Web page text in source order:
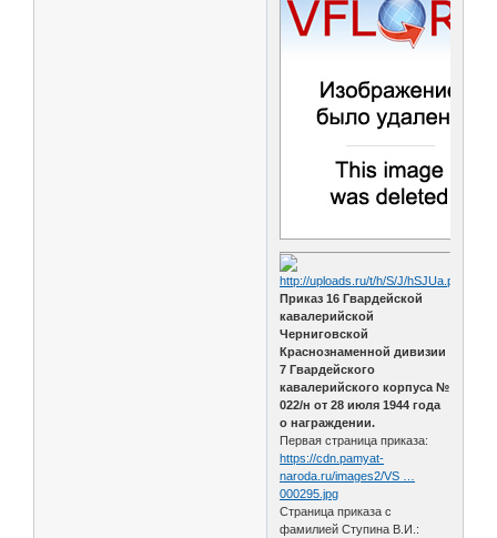
Приказ 16 Гвардейской
кавалерийской
Черниговской
Краснознаменной дивизии
7 Гвардейского
кавалерийского корпуса №
022/н от 28 июля 1944 года
о награждении.
Первая страница приказа:
https://cdn.pamyat-
naroda.ru/images2/VS …
000295.jpg
Страница приказа с
фамилией Ступина В.И.: